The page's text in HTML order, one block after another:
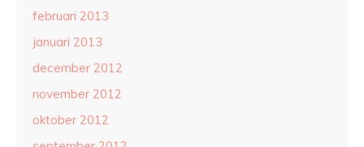
februari 2013
januari 2013
december 2012
november 2012
oktober 2012